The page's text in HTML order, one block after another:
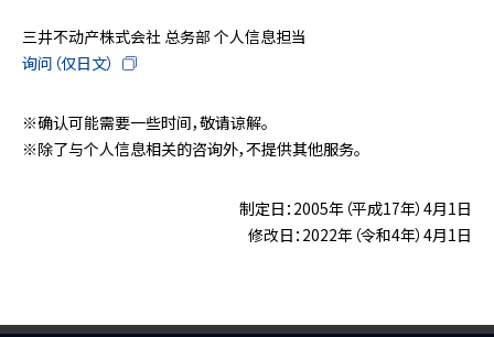
三井不动产株式会社 总务部 个人信息担当
询问（仅日文）
※确认可能需要一些时间，敬请谅解。
※除了与个人信息相关的咨询外，不提供其他服务。
制定日：2005年（平成17年）4月1日
修改日：2022年（令和4年）4月1日